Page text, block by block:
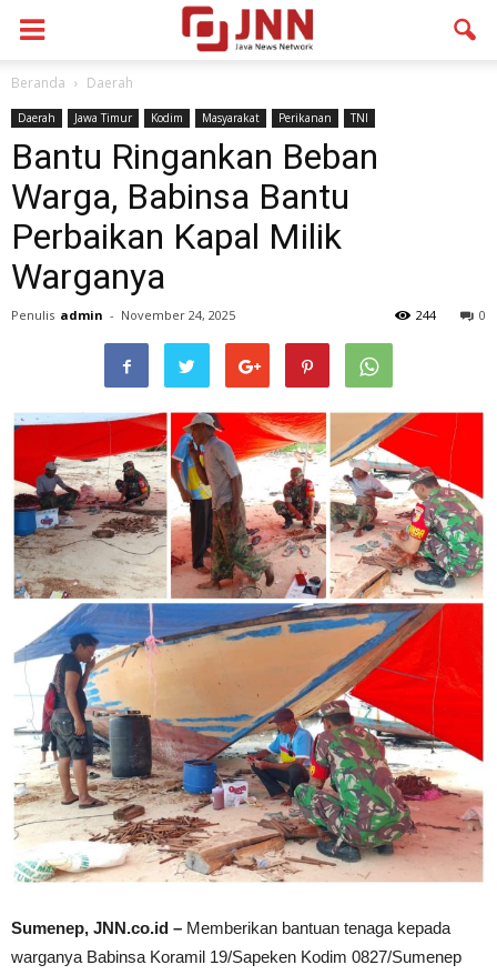
Beranda Daerah
Daerah Jawa Timur Kodim Masyarakat Perikanan TNI
Bantu Ringankan Beban
Warga, Babinsa Bantu
Perbaikan Kapal Milik
Warganya
Penulis admin - November 24, 2025 0
244
Sumenep, JNN.co.id – Memberikan bantuan tenaga kepada
warganya Babinsa Koramil 19/Sapeken Kodim 0827/Sumenep